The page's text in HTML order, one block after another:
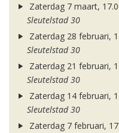
Zaterdag 7 maart,
Sleutelstad 30
Zaterdag 28 februari,
Sleutelstad 30
Zaterdag 21 februari,
Sleutelstad 30
Zaterdag 14 februari,
Sleutelstad 30
Zaterdag 7 februari,